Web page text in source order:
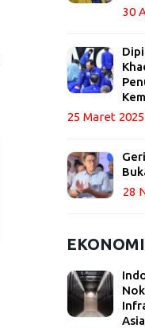
30
25 Maret 2025
28
EKONOMI